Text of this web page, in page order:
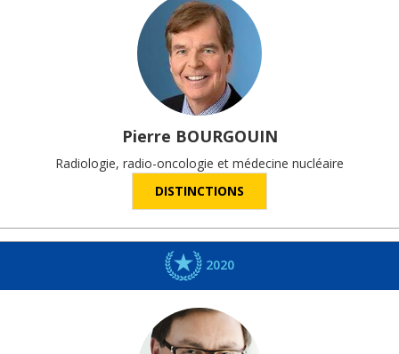
Pierre BOURGOUIN
Radiologie, radio-oncologie et médecine nucléaire
DISTINCTIONS
2020